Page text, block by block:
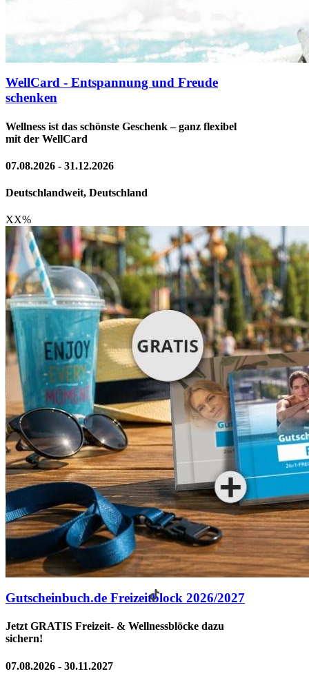
WellCard - Entspannung und Freude
schenken
Wellness ist das schönste Geschenk – ganz flexibel
mit der WellCard
07.08.2026 - 31.12.2026
Deutschlandweit, Deutschland
XX%
Gutscheinbuch.de Freizeitblock 2026/2027
Jetzt GRATIS Freizeit- & Wellnessblöcke dazu
sichern!
07.08.2026 - 30.11.2027